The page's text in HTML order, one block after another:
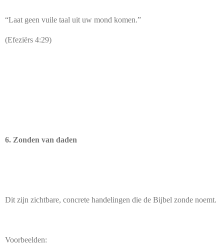
“Laat geen vuile taal uit uw mond komen.”
(Efeziërs 4:29)
6. Zonden van daden
Dit zijn zichtbare, concrete handelingen die de Bijbel zonde noemt.
Voorbeelden: